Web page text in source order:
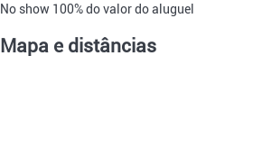
No show 100% do valor do aluguel
Mapa e distâncias